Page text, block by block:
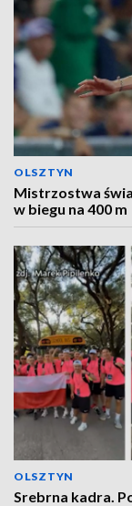
OLSZTYN
Mistrzostwa
w biegu na 400 m
OLSZTYN
Srebrna kadra.